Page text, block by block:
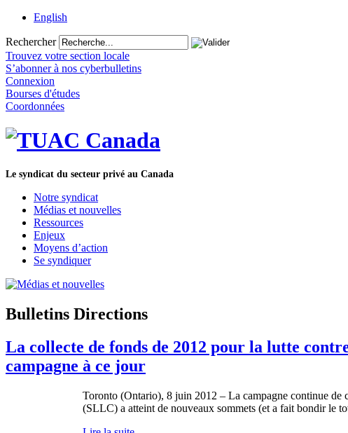
English
Rechercher
Trouvez votre section locale
S’abonner à nos cyberbulletins
Connexion
Bourses d'études
Coordonnées
Le syndicat du secteur privé au Canada
Notre syndicat
Médias et nouvelles
Ressources
Enjeux
Moyens d’action
Se syndiquer
Bulletins Directions
La collecte de fonds de 2012 pour la lutte
campagne à ce jour
Toronto (Ontario), 8 juin 2012 – La campagne continue de
(SLLC) a atteint de nouveaux sommets (et a fait bondir le